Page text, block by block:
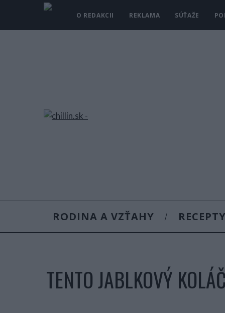
O REDAKCII REKLAMA SÚŤAŽE
RODINA A VZŤAHY RECEPTY
TENTO JABLKOVÝ